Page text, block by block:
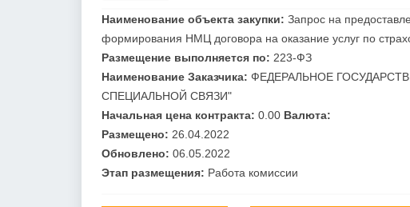
Наименование объекта закупки: Запрос на
формирования НМЦ договора на оказание услуг по
Размещение выполняется по: 223-ФЗ
Наименование Заказчика: ФЕДЕРАЛЬНОЕ
СПЕЦИАЛЬНОЙ СВЯЗИ"
Начальная цена контракта: 0.00 Валюта:
Размещено: 26.04.2022
Обновлено: 06.05.2022
Этап размещения: Работа комиссии